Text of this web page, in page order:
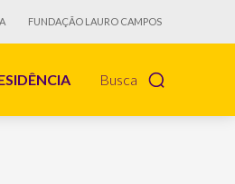
FUNDAÇÃO LAURO CAMPOS
Busca